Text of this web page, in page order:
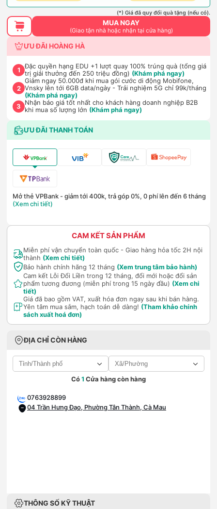
(*) Giá đã quy đổi quà tặng (nếu có).
MUA NGAY
(Giao tận nhà hoặc nhận tại cửa hàng)
ƯU ĐÃI HOÀNG HÀ
1
Đặc quyền hạng EDU +1 lượt quay 100% trúng quà (tổng giá
trị giải thưởng đến 250 triệu đồng) (Khám phá ngay)
2
Giảm ngay 50.000đ khi mua gói cước di động Mobifone,
Vnsky lên tới 6GB data/ngày - Trải nghiệm 5G chỉ 99k/tháng
(Khám phá ngay)
3
Nhận báo giá tốt nhất cho khách hàng doanh nghiệp B2B
khi mua số lượng lớn (Khám phá ngay)
ƯU ĐÃI THANH TOÁN
Mở thẻ VPBank - giảm tới 400k, trả góp 0%, 0 phí lên đến 6 tháng
(Xem chi tiết)
CAM KẾT SẢN PHẨM
Miễn phí vận chuyển toàn quốc - Giao hàng hỏa tốc 2H nội
thành (Xem chi tiết)
Bảo hành chính hãng 12 tháng (Xem trung tâm bảo hành)
Cam kết Lỗi Đổi Liền trong 12 tháng, đổi mới hoặc đổi sản
phẩm tương đương (miễn phí trong 15 ngày đầu) (Xem chi
tiết)
Giá đã bao gồm VAT, xuất hóa đơn ngay sau khi bán hàng.
Yên tâm mua sắm, hạch toán dễ dàng! (Tham khảo chính
sách xuất hoá đơn)
ĐỊA CHỈ CÒN HÀNG
Có1 Cửa hàng còn hàng
0763928899
04 Trần Hưng Đạo, Phường Tân Thành, Cà Mau
THÔNG SỐ KỸ THUẬT